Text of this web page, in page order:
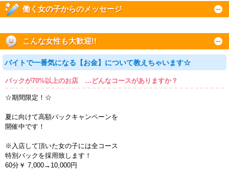
働く女の子からのメッセージ
こんな女性も大歓迎!!
バイトで一番気になる【お金】について教えちゃいます☆
バックが70%以上のお店 …どんなコースがありますか？
☆期間限定！☆
夏に向けて高額バックキャンペーンを
開催中です！
※入店して頂いた女の子には全コース
特別バックを採用致します！
60分￥ 7,000→10,000円